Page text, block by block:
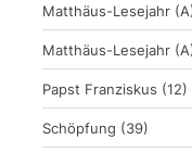
Matthäus-Lesejahr
Matthäus-Lesejahr
Papst Franziskus (12)
Schöpfung (39)